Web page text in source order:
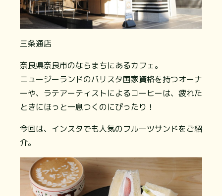
三条通店
奈良県奈良市のならまちにあるカフェ。
ニュージーランドのバリスタ国家資格を持つオーナ
ーや、ラテアーティストによるコーヒーは、疲れた
ときにほっと一息つくのにぴったり！
今回は、インスタでも人気のフルーツサンドをご紹
介。